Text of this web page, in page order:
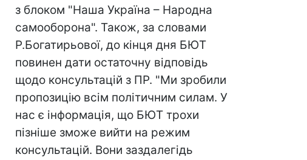
з блоком "Наша Україна – Народна
самооборона". Також, за словами
Р.Богатирьової, до кінця дня БЮТ
повинен дати остаточну відповідь
щодо консультацій з ПР. "Ми зробили
пропозицію всім політичним силам. У
нас є інформація, що БЮТ трохи
пізніше зможе вийти на режим
консультацій. Вони заздалегідь